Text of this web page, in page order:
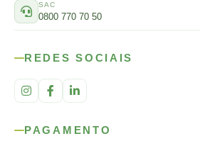
SAC
0800 770 70 50
REDES SOCIAIS
PAGAMENTO